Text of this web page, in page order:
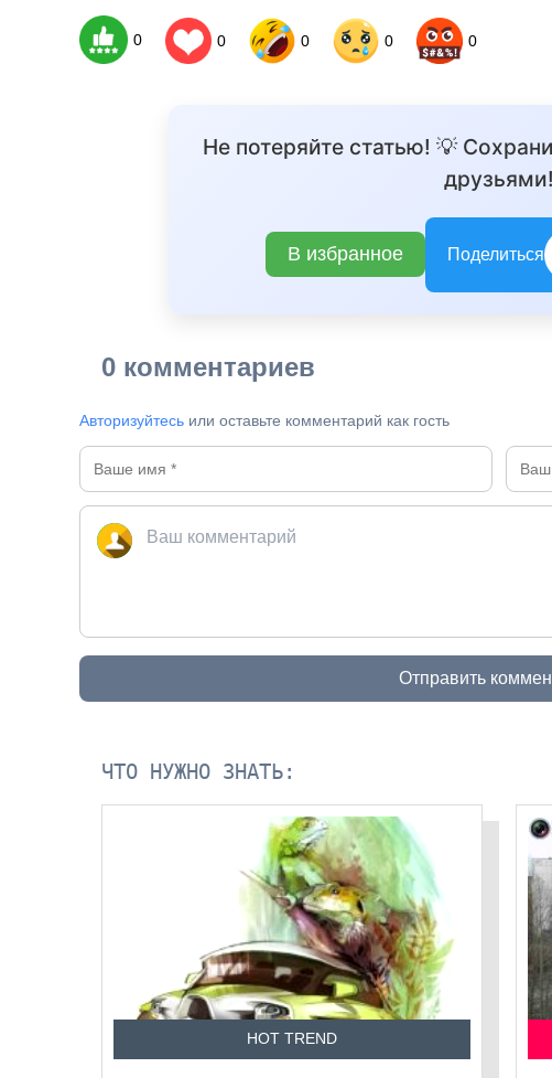
0 0 0 0 0
Не потеряйте статью! 💡
друзьями!
В избранное Поделиться
0 комментариев
Авторизуйтесь или оставьте комментарий как гость
Отправить
ЧТО НУЖНО ЗНАТЬ:
HOT TREND